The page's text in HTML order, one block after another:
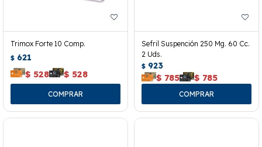
Trimox Forte 10 Comp.
$ 621
$ 528 $ 528
Sefril Suspención 250 Mg. 60 Cc.
2 Uds.
$ 923
$ 785 $ 785